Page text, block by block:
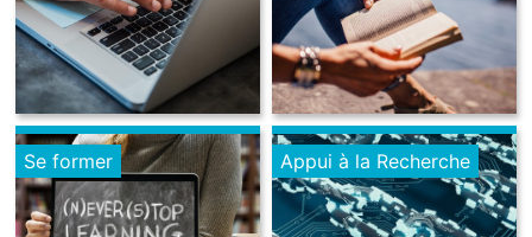
Se former Appui à la Recherche